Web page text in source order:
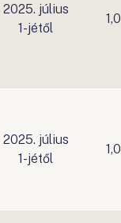
2025. július
1-jétől
1,0
2025. július
1-jétől
1,0